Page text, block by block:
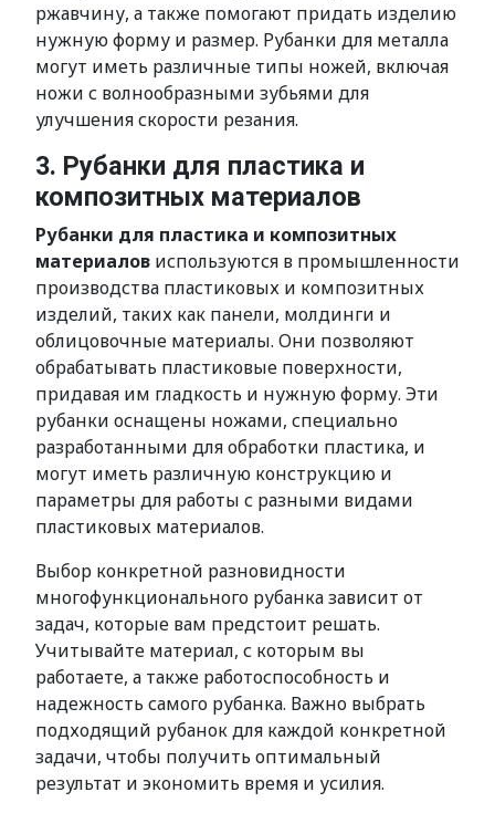
ржавчину, а также помогают придать изделию
нужную форму и размер. Рубанки для металла
могут иметь различные типы ножей, включая
ножи с волнообразными зубьями для
улучшения скорости резания.
3. Рубанки для пластика и
композитных материалов
Рубанки для пластика и композитных
материалов используются в промышленности
производства пластиковых и композитных
изделий, таких как панели, молдинги и
облицовочные материалы. Они позволяют
обрабатывать пластиковые поверхности,
придавая им гладкость и нужную форму. Эти
рубанки оснащены ножами, специально
разработанными для обработки пластика, и
могут иметь различную конструкцию и
параметры для работы с разными видами
пластиковых материалов.
Выбор конкретной разновидности
многофункционального рубанка зависит от
задач, которые вам предстоит решать.
Учитывайте материал, с которым вы
работаете, а также работоспособность и
надежность самого рубанка. Важно выбрать
подходящий рубанок для каждой конкретной
задачи, чтобы получить оптимальный
результат и экономить время и усилия.